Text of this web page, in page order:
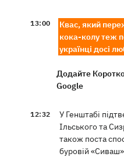
13:00
Квас, який
кока-колу теж
українці досі
Додайте
Google
12:32
У Генштабі
Ільського та
також поста
буровій «Сиваш»